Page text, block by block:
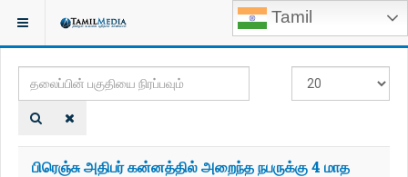
Tamil
இருக்குமிடம்: TAGS
தலைப்பின்
பகுதியை
நிரப்பவும்
காட்டுக
பிரெஞ்சு அதிபர் கன்னத்தில் அறைந்த நபருக்கு 4 மாத